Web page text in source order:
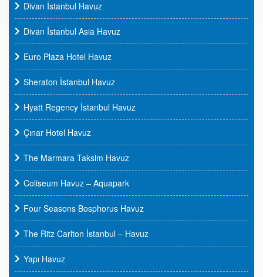
Divan İstanbul Havuz
Divan İstanbul Asia Havuz
Euro Plaza Hotel Havuz
Sheraton İstanbul Havuz
Hyatt Regency İstanbul Havuz
Çınar Hotel Havuz
The Marmara Taksim Havuz
Coliseum Havuz – Aquapark
Four Seasons Bosphorus Havuz
The Ritz Carlton İstanbul – Havuz
Yapı Havuz